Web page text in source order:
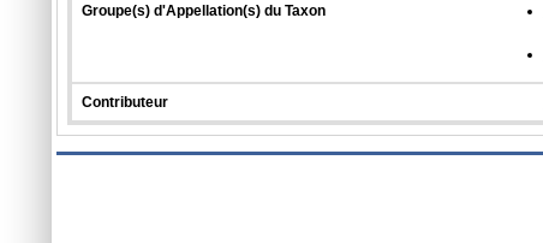
Groupe(s) d'Appellation(s) du Taxon
Contributeur